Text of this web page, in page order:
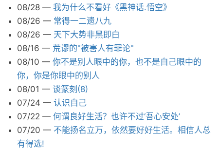
08/28 — 我为什么不看好《黑神话.悟空》
08/26 — 常得一二遗八九
08/26 — 天下大势非黑即白
08/16 — 荒谬的"被害人有罪论"
08/10 — 你不是别人眼中的你，也不是自己眼中的
你，你是你眼中的别人
08/01 — 谈篆刻(8)
07/24 — 认识自己
07/22 — 何谓良好生活？也许不过‘吾心安处’
07/20 — 不能扬名立万，依然要好好生活。相信人总
有得选!